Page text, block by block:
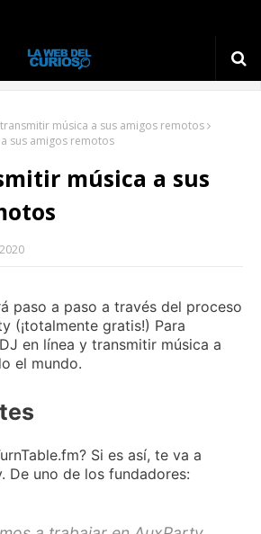
música a sus amigos remotos
sus amigos remotos
música a sus
paso a paso a través del proceso
(¡totalmente gratis!) Para
en línea y transmitir música a
el mundo.
Si es así, te va a
De uno de los fundadores: